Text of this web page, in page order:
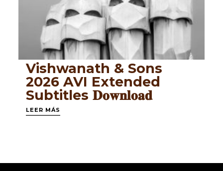
Vishwanath & Sons
2026 AVI Extended
Subtitles 𝐃𝐨𝐰𝐧𝐥𝐨𝐚𝐝
LEER MÁS